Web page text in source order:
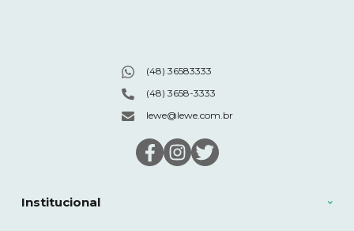
Institucional
(48) 36583333
(48) 3658-3333
lewe@lewe.com.br